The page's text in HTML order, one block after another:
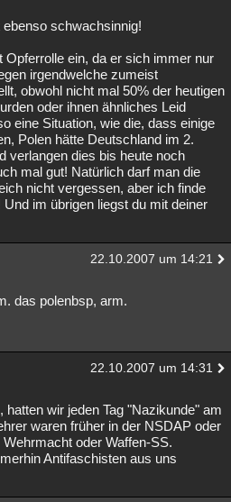
schwachsinnig!
Opferrolle ein, da er sich immer nur
irgendwelche zumeist
obwohl nicht mal 50% der heutigen
oder ihnen ähnliches Leid
eine Situation, wie die, dass einige
Polen hätte Deutschland im 2.
verlangen dies bis heute noch
mal gut! Natürlich darf man die
nicht vergessen, aber ich finde
im übrigen liegst du mit deiner
22.10.2007 um 14:21
das polenbsp, arm.
22.10.2007 um 14:31
wir jeden Tag "Nazikunde" am
waren früher in der NSDAP oder
oder Waffen-SS.
Antifaschisten aus uns